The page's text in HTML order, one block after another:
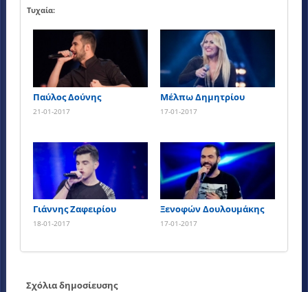
Τυχαία:
Παύλος Δούνης
21-01-2017
Μέλπω Δημητρίου
17-01-2017
Γιάννης Ζαφειρίου
18-01-2017
Ξενοφών Δουλουμάκης
17-01-2017
Σχόλια δημοσίευσης